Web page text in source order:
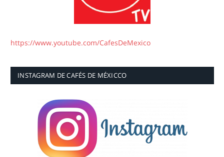
https://www.youtube.com/CafesDeMexico
INSTAGRAM DE CAFÉS DE MÉXICCO